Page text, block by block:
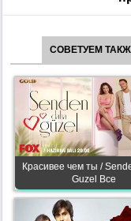
СОВЕТУЕМ
Красивее чем ты /
Guzel Все